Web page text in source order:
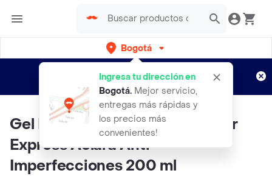
Bogotá
Ingresa tu dirección en
Bogotá. Mejor servicio,
entregas más rápidas y
los precios más
convenientes!
envíos gratis por semanas
Aplican TyC
Gel Limpiador Profundo Garnier
Express Aclara Anti
Imperfecciones 200 ml